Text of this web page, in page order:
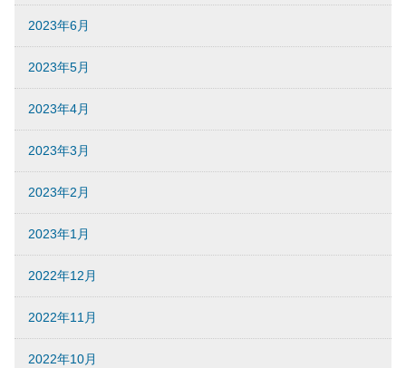
2023年6月
2023年5月
2023年4月
2023年3月
2023年2月
2023年1月
2022年12月
2022年11月
2022年10月